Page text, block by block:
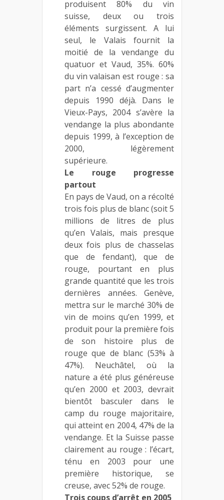
produisent 80% du vin
suisse, deux ou trois
éléments surgissent. A lui
seul, le Valais fournit la
moitié de la vendange du
quatuor et Vaud, 35%. 60%
du vin valaisan est rouge : sa
part n’a cessé d’augmenter
depuis 1990 déjà. Dans le
Vieux-Pays, 2004 s’avère la
vendange la plus abondante
depuis 1999, à l’exception de
2000, légèrement
supérieure.
Le rouge progresse
partout
En pays de Vaud, on a récolté
trois fois plus de blanc (soit 5
millions de litres de plus
qu’en Valais, mais presque
deux fois plus de chasselas
que de fendant), que de
rouge, pourtant en plus
grande quantité que les trois
dernières années. Genève,
mettra sur le marché 30% de
vin de moins qu’en 1999, et
produit pour la première fois
de son histoire plus de
rouge que de blanc (53% à
47%). Neuchâtel, où la
nature a été plus généreuse
qu’en 2000 et 2003, devrait
bientôt basculer dans le
camp du rouge majoritaire,
qui atteint en 2004, 47% de la
vendange. Et la Suisse passe
clairement au rouge : l’écart,
ténu en 2003 pour une
première historique, se
creuse, avec 52% de rouge.
Trois coups d’arrêt en 2005